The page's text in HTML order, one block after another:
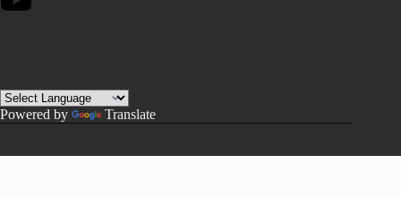
Powered by
Translate